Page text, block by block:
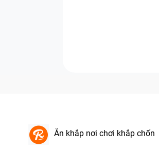
Ăn khắp nơi chơi khắp chốn